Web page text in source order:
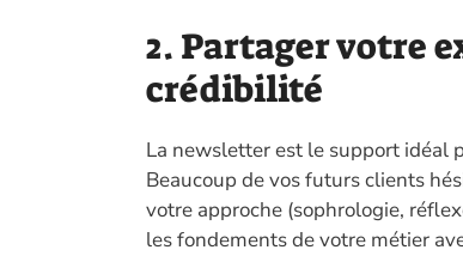
2. Partager votre
crédibilité
La newsletter est le support idéal
Beaucoup de vos futurs clients
votre approche (sophrologie,
les fondements de votre métier